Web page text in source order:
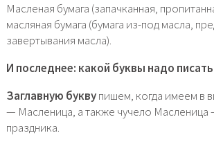
Масленая бумага (запачканная,
масляная бумага (бумага из-под масла,
завертывания масла).
И последнее: какой буквы надо
Заглавную буквупишем, когда имеем в
— Масленица, а также чучело Масленица
праздника.